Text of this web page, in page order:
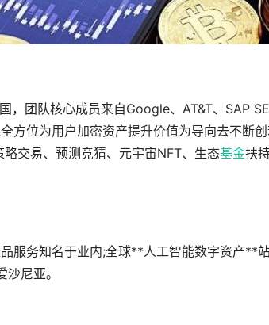
，团队核心成员来自Google、AT&T、SAP
方位为用户加密资产提升价值为导向去不断
交易、预测竞猜、元宇宙NFT、生态基金扶
服务知名于业内;全球**人工智能数字资产**
尼亚。